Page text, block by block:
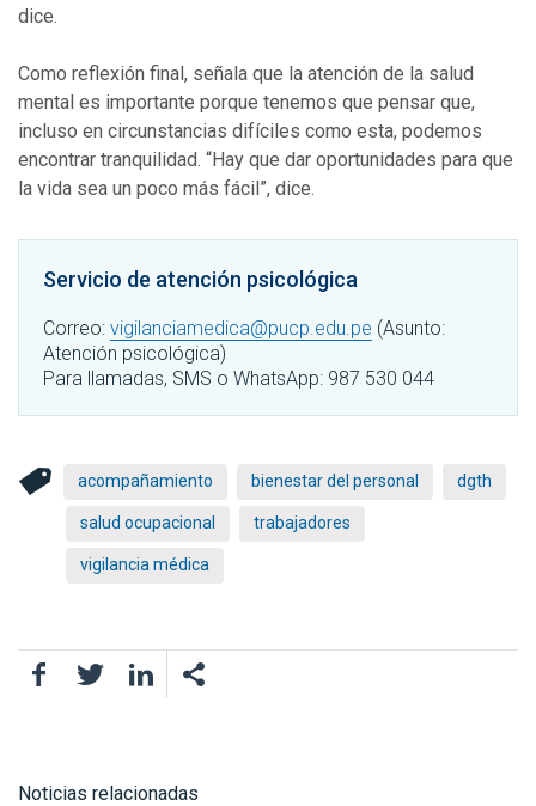
dice.
Como reflexión final, señala que la atención de la salud
mental es importante porque tenemos que pensar que,
incluso en circunstancias difíciles como esta, podemos
encontrar tranquilidad. “Hay que dar oportunidades para que
la vida sea un poco más fácil”, dice.
Servicio de atención psicológica
Correo: vigilanciamedica@pucp.edu.pe (Asunto:
Atención psicológica)
Para llamadas, SMS o WhatsApp: 987 530 044
acompañamiento bienestar del personal dgth
salud ocupacional trabajadores
vigilancia médica
FacebookTwitter LinkedIn
Noticias relacionadas